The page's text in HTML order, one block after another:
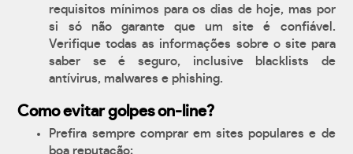
requisitos mínimos para os dias de hoje, mas por
si só não garante que um site é confiável.
Verifique todas as informações sobre o site para
saber se é seguro, inclusive blacklists de
antívirus, malwares e phishing.
Como evitar golpes on-line?
Prefira sempre comprar em sites populares e de
boa reputação;